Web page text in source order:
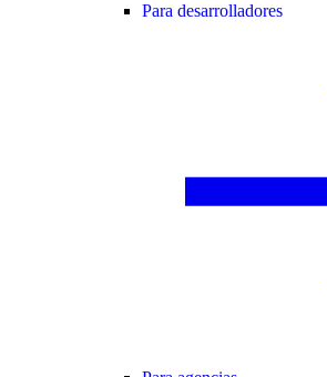
Para desarrolladores